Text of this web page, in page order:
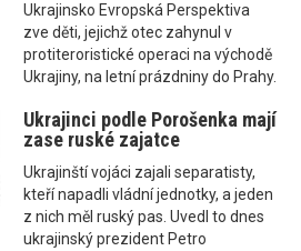
Ukrajinsko Evropská Perspektiva
zve děti, jejichž otec zahynul v
protiteroristické operaci na východě
Ukrajiny, na letní prázdniny do Prahy.
Ukrajinci podle Porošenka mají
zase ruské zajatce
Ukrajinští vojáci zajali separatisty,
kteří napadli vládní jednotky, a jeden
z nich měl ruský pas. Uvedl to dnes
ukrajinský prezident Petro